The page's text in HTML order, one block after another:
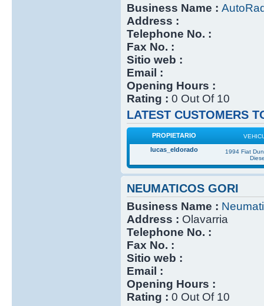
Business Name :
Address :
Telephone No. :
Fax No. :
Sitio web :
Email :
Opening Hours :
Rating : 0 Out Of 10
LATEST CUSTOMERS
PROPIETARIO
lucas_eldorado
1994 Fiat
NEUMATICOS GORI
Business Name :
Address : Olavarria
Telephone No. :
Fax No. :
Sitio web :
Email :
Opening Hours :
Rating : 0 Out Of 10